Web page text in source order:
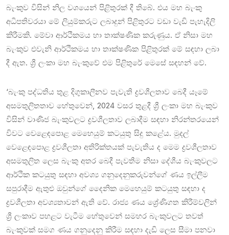
බැංකුව විසින් නිල වශයෙන් පිළිතුරක් දී තිබේ. එය මහ බැංකු
අධිපතිවරයා මේ ලියුම්කරුට ලබාදුන් පිළිතුරට වඩා වැඩි පැහැදිලි
කිරීමකි. මේවා ආර්ථිකමය හා තාක්ෂණික කරුණුය. ඒ නිසා මහ
බැංකුව එවැනි ආර්ථිකමය හා තාක්ෂණික පිළිතුරක් මේ සඳහා ලබා
දී ඇත. ශ්‍රී ලංකා මහ බැංකුවේ එම පිළිතුරේ මෙසේ සඳහන් වේ.
‘බැංකු පද්ධතිය තුළ දිගුකාලීනව පැවැති ද්‍රවශීලතාව බෙදී යෑමේ
අසමතුලිතතාව හේතුවෙන්, 2024 වසර තුළදී ශ්‍රී ලංකා මහ බැංකුව
විසින් වාණිජ බැංකුවලට ද්‍රවශීලතාව ලබාදීම සඳහා නිරන්තරයෙන්
විවට වෙළෙඳපොළ මෙහෙයුම් කටයුතු සිදු කළේය. මුදල්
වෙළෙඳපොළ ද්‍රවශීලතා අතිරික්තයක් පැවැතිය ද මෙම ද්‍රවශීලතාව
අසමතුලිත ලෙස බැංකු අතර බෙදී පැවතීම නිසා දේශීය බැංකුවලට
ආර්ථික කටයුතු සඳහා අවශ්‍ය ගනුදෙනුකරුවන්ගේ ණය ඉල්ලීම
සපුරාදීම ඇතුළු ඔවුන්ගේ දෛනික මෙහෙයුම් කටයුතු සඳහා ද
ද්‍රවශීලතා අවශ්‍යතාවන් ඇති වේ. රාජ්‍ය ණය ශ්‍රේණිගත කිරීම්වලින්
ශ්‍රී ලංකාව පහළට වැටීම හේතුවෙන් සමහර බැංකුවලට තවත්
බැංකුවක් සමග ණය ගනුදෙනු කිරීම සඳහා දැඩි ලෙස සීමා පනවා